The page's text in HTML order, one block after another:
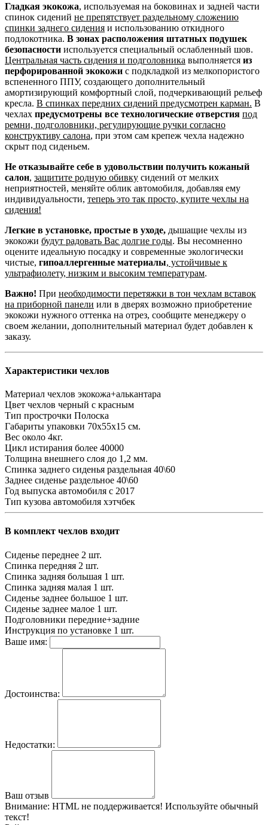
Гладкая экокожа, используемая на боковинах и задней части
спинок сидений не препятствует раздельному сложению
спинки заднего сидения и использованию откидного
подлокотника. В зонах расположения штатных подушек
безопасности используется специальный ослабленный шов.
Центральная часть сидения и подголовника выполняется из
перфорированной экокожи с подкладкой из мелкопористого
вспененного ППУ, создающего дополнительный
амортизирующий комфортный слой, подчеркивающий рельеф
кресла. В спинках передних сидений предусмотрен карман. В
чехлах предусмотрены все технологические отверстия под
ремни, подголовники, регулирующие ручки согласно
конструктиву салона, при этом сам крепеж чехла надежно
скрыт под сиденьем.
Не отказывайте себе в удовольствии получить кожаный
салон, защитите родную обивку сидений от мелких
неприятностей, меняйте облик автомобиля, добавляя ему
индивидуальности, теперь это так просто, купите чехлы на
сидения!
Легкие в установке, простые в уходе, дышащие чехлы из
экокожи будут радовать Вас долгие годы. Вы несомненно
оцените идеальную посадку и современные экологически
чистые, гипоаллергенные материалы, устойчивые к
ультрафиолету, низким и высоким температурам.
Важно! При необходимости перетяжки в тон чехлам вставок
на приборной панели или в дверях возможно приобретение
экокожи нужного оттенка на отрез, сообщите менеджеру о
своем желании, дополнительный материал будет добавлен к
заказу.
Характеристики чехлов
Материал чехлов экокожа+алькантара
Цвет чехлов черный с красным
Тип прострочки Полоска
Габариты упаковки 70х55х15 см.
Вес около 4кг.
Цикл истирания более 40000
Толщина внешнего слоя до 1,2 мм.
Спинка заднего сиденья раздельная 40\60
Заднее сиденье раздельное 40\60
Год выпуска автомобиля с 2017
Тип кузова автомобиля хэтчбек
В комплект чехлов входит
Сиденье переднее 2 шт.
Спинка передняя 2 шт.
Спинка задняя большая 1 шт.
Спинка задняя малая 1 шт.
Сиденье заднее большое 1 шт.
Сиденье заднее малое 1 шт.
Подголовники передние+задние
Инструкция по установке 1 шт.
Ваше имя:
Достоинства:
Недостатки:
Ваш отзыв
Внимание: HTML не поддерживается! Используйте обычный
текст!